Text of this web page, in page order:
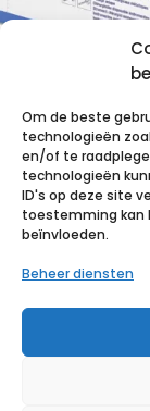
Om de beste
technologieën
en/of te
technologieën
ID's op deze site
toestemming kan
beïnvloeden.
Beheer diensten
Fox
14,5cm
98,54 incl. btw
Voeg toe aan